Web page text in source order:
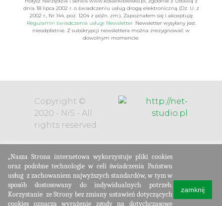
dnia 18 lipca 2002 r. o świadczeniu usług drogą elektroniczną (Dz. U. z
2002 r., Nr 144, poz. 1204 z późn. zm.). Zapoznałem się i akceptuję
Regulamin świadczenia usługi Newsletter. Newsletter wysyłany jest
nieodpłatnie. Z subskrypcji newslettera można zrezygnować w
dowolnym momencie.
„Nasza Strona internetowa wykorzystuje pliki cookies
oraz podobne technologie w celi świadczenia Państwu
usług z zachowaniem najwyższych standardów, w tym w
sposób dostosowany do indywidualnych potrzeb.
Korzystanie ze Strony bez zmiany ustawień dotyczących
cookies oznacza wyrażenie zgody na dotychczasowe
zamknij
Copyright ©
2020 - NiS - All
rights reserved.